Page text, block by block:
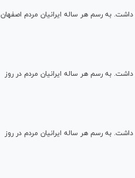
به رسم هر ساله ایرانیان مردم اصفهان
به رسم هر ساله ایرانیان مردم در روز
به رسم هر ساله ایرانیان مردم در روز